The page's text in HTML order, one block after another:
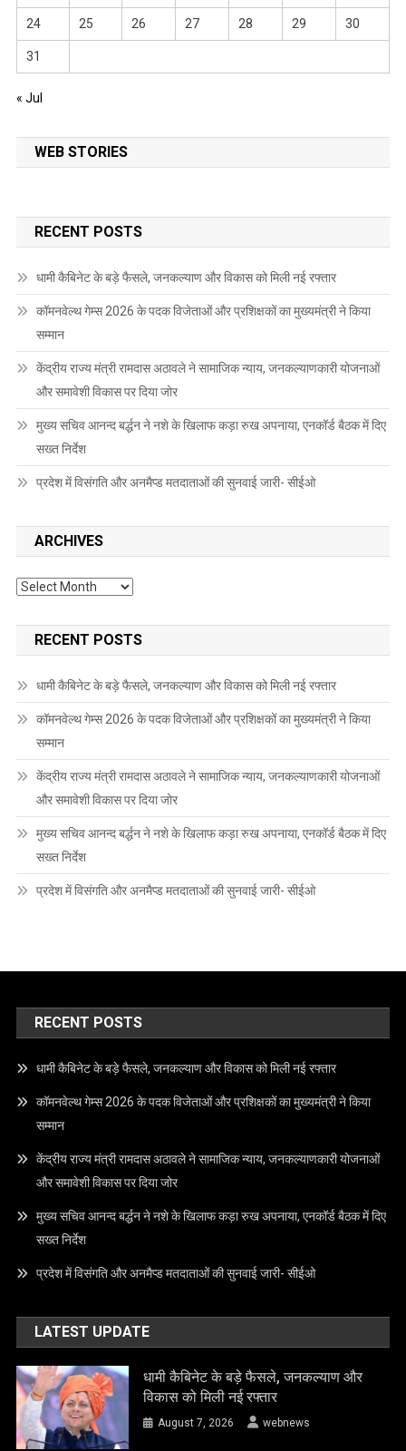
24 25 26 27 28 29 30
31
« Jul
WEB STORIES
RECENT POSTS
धामी कैबिनेट के बड़े फैसले, जनकल्याण और विकास को मिली नई रफ्तार
कॉमनवेल्थ गेम्स 2026 के पदक विजेताओं और प्रशिक्षकों का मुख्यमंत्री ने किया
सम्मान
केंद्रीय राज्य मंत्री रामदास अठावले ने सामाजिक न्याय, जनकल्याणकारी योजनाओं
और समावेशी विकास पर दिया जोर
मुख्य सचिव आनन्द बर्द्धन ने नशे के खिलाफ कड़ा रुख अपनाया, एनकॉर्ड बैठक में दिए
सख्त निर्देश
प्रदेश में विसंगति और अनमैप्ड मतदाताओं की सुनवाई जारी- सीईओ
ARCHIVES
Archives
RECENT POSTS
धामी कैबिनेट के बड़े फैसले, जनकल्याण और विकास को मिली नई रफ्तार
कॉमनवेल्थ गेम्स 2026 के पदक विजेताओं और प्रशिक्षकों का मुख्यमंत्री ने किया
सम्मान
केंद्रीय राज्य मंत्री रामदास अठावले ने सामाजिक न्याय, जनकल्याणकारी योजनाओं
और समावेशी विकास पर दिया जोर
मुख्य सचिव आनन्द बर्द्धन ने नशे के खिलाफ कड़ा रुख अपनाया, एनकॉर्ड बैठक में दिए
सख्त निर्देश
प्रदेश में विसंगति और अनमैप्ड मतदाताओं की सुनवाई जारी- सीईओ
RECENT POSTS
धामी कैबिनेट के बड़े फैसले, जनकल्याण और विकास को मिली नई रफ्तार
कॉमनवेल्थ गेम्स 2026 के पदक विजेताओं और प्रशिक्षकों का मुख्यमंत्री ने किया
सम्मान
केंद्रीय राज्य मंत्री रामदास अठावले ने सामाजिक न्याय, जनकल्याणकारी योजनाओं
और समावेशी विकास पर दिया जोर
मुख्य सचिव आनन्द बर्द्धन ने नशे के खिलाफ कड़ा रुख अपनाया, एनकॉर्ड बैठक में दिए
सख्त निर्देश
प्रदेश में विसंगति और अनमैप्ड मतदाताओं की सुनवाई जारी- सीईओ
LATEST UPDATE
धामी कैबिनेट के बड़े फैसले, जनकल्याण और
विकास को मिली नई रफ्तार
August 7, 2026 webnews